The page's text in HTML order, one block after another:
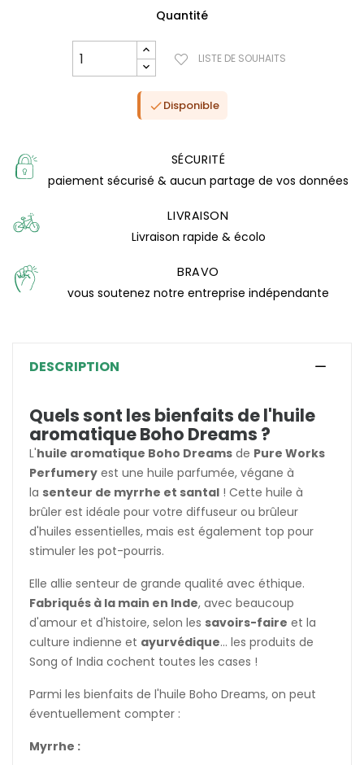
Quantité
LISTE DE SOUHAITS
Disponible
SÉCURITÉ
paiement sécurisé & aucun partage de vos données
LIVRAISON
Livraison rapide & écolo
BRAVO
vous soutenez notre entreprise indépendante
DESCRIPTION
Quels sont les bienfaits de l'huile
aromatique Boho Dreams ?
L'huile aromatique Boho Dreams de Pure Works
Perfumery est une huile parfumée, végane à
la senteur de myrrhe et santal ! Cette huile à
brûler est idéale pour votre diffuseur ou brûleur
d'huiles essentielles, mais est également top pour
stimuler les pot-pourris.
Elle allie senteur de grande qualité avec éthique.
Fabriqués à la main en Inde, avec beaucoup
d'amour et d'histoire, selon les savoirs-faire et la
culture indienne et ayurvédique... les produits de
Song of India cochent toutes les cases !
Parmi les bienfaits de l'huile Boho Dreams, on peut
éventuellement compter :
Myrrhe :